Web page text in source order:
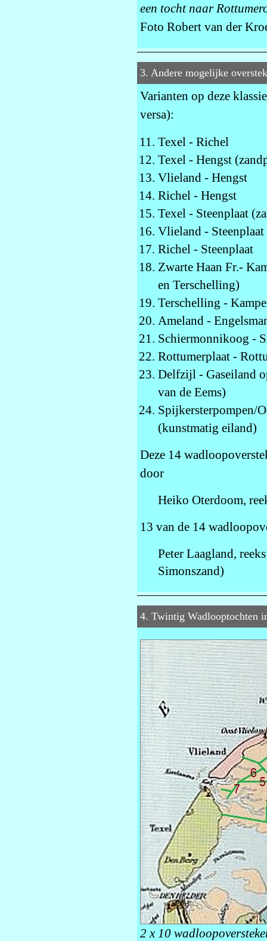
een tocht naar
Foto Robert van der
3. Andere mogelijke
Varianten op deze
versa):
Texel - Richel
Texel - Hengst
Vlieland - Hengst
Richel - Hengst
Texel - Steenplaat
Vlieland - Steenplaat
Richel - Steenplaat
Zwarte Haan Fr.-
en Terschelling)
Terschelling -
Ameland -
Schiermonnikoog -
Rottumerplaat -
Delfzijl - Gaseiland
van de Eems)
Spijkersterpompen/
(kunstmatig eiland)
Deze 14
door
Heiko Oterdoom,
13 van de 14
Peter Laagland,
Simonszand)
4. Twintig Wadlooptochten
2 x 10